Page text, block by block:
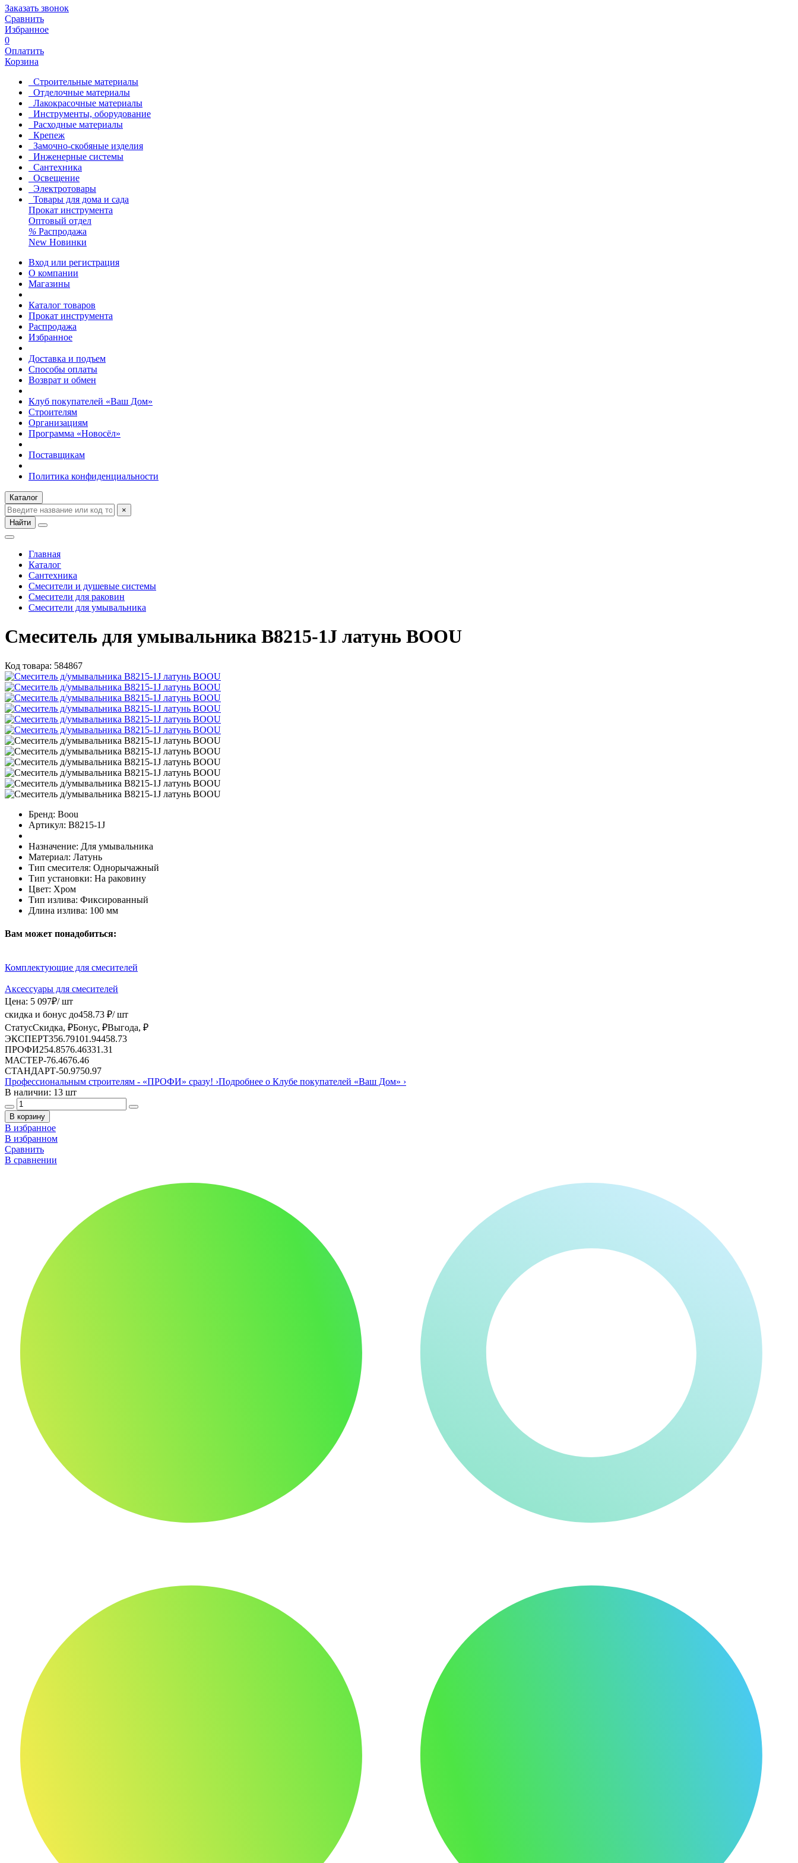
Заказать звонок
Сравнить
Избранное
0
Оплатить
Корзина
Строительные материалы
Отделочные материалы
Лакокрасочные материалы
Инструменты, оборудование
Расходные материалы
Крепеж
Замочно-скобяные изделия
Инженерные системы
Сантехника
Освещение
Электротовары
Товары для дома и сада
Прокат инструмента
Оптовый отдел
% Распродажа
New Новинки
Вход или регистрация
О компании
Магазины
Каталог товаров
Прокат инструмента
Распродажа
Избранное
Доставка и подъем
Способы оплаты
Возврат и обмен
Клуб покупателей «Ваш Дом»
Строителям
Организациям
Программа «Новосёл»
Поставщикам
Политика конфиденциальности
Каталог
×
Найти
Главная
Каталог
Сантехника
Смесители и душевые системы
Смесители для раковин
Смесители для умывальника
Смеситель для умывальника B8215-1J латунь BOOU
Код товара: 584867
Бренд: Boou
Артикул: B8215-1J
Назначение: Для умывальника
Материал: Латунь
Тип смесителя: Однорычажный
Тип установки: На раковину
Цвет: Хром
Тип излива: Фиксированный
Длина излива: 100 мм
Вам может понадобиться:
Комплектующие для смесителей
Аксессуары для смесителей
Цена: 5 097₽/ шт
скидка и бонус до458.73 ₽/ шт
СтатусСкидка, ₽Бонус, ₽Выгода, ₽
ЭКСПЕРТ356.79101.94458.73
ПРОФИ254.8576.46331.31
МАСТЕР-76.4676.46
СТАНДАРТ-50.9750.97
Профессиональным строителям - «ПРОФИ» сразу! ›Подробнее о Клубе покупателей «Ваш Дом» ›
В наличии: 13 шт
В корзину
В избранное
В избранном
Сравнить
В сравнении